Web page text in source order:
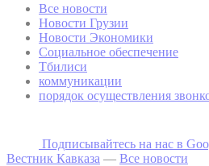
Все новости
Новости Грузии
Новости Экономики
Социальное обеспечение
Тбилиси
коммуникации
порядок осуществления
Подписывайтесь на наc в
Вестник Кавказа — Все новости